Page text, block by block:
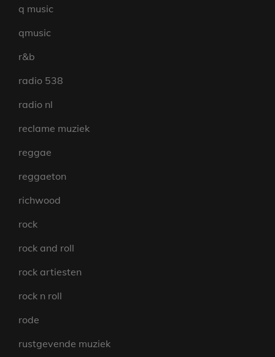
q music
qmusic
r&b
radio 538
radio nl
reclame muziek
reggae
reggaeton
richwood
rock
rock and roll
rock artiesten
rock n roll
rode
rustgevende muziek